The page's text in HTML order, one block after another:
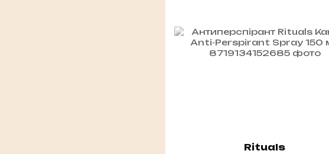
Rituals